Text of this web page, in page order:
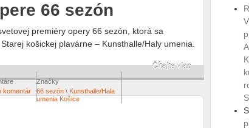
66 sezón
premiéry opery 66 sezón, ktorá sa
košickej plavárne – Kunsthalle/Haly umenia.
komentár
Značky
66 sezón \ Kunsthalle/Hala
umenia Košice
Čítajte viac